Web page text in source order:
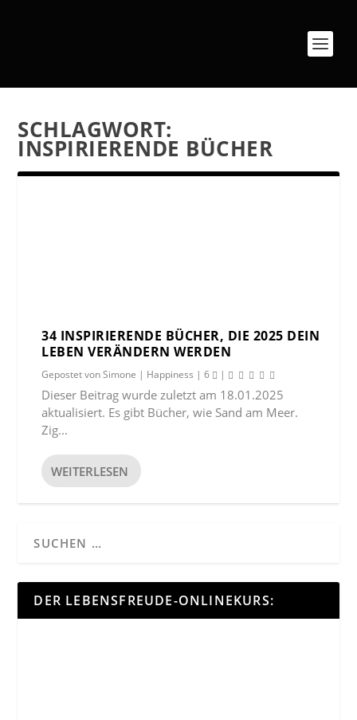
SCHLAGWORT:
INSPIRIERENDE BÜCHER
34 INSPIRIERENDE BÜCHER, DIE 2025 DEIN
LEBEN VERÄNDERN WERDEN
Gepostet vonSimone | Happiness |6 |
Dieser Beitrag wurde zuletzt am 18.01.2025
aktualisiert. Es gibt Bücher, wie Sand am Meer.
Zig...
WEITERLESEN
DER LEBENSFREUDE-ONLINEKURS: